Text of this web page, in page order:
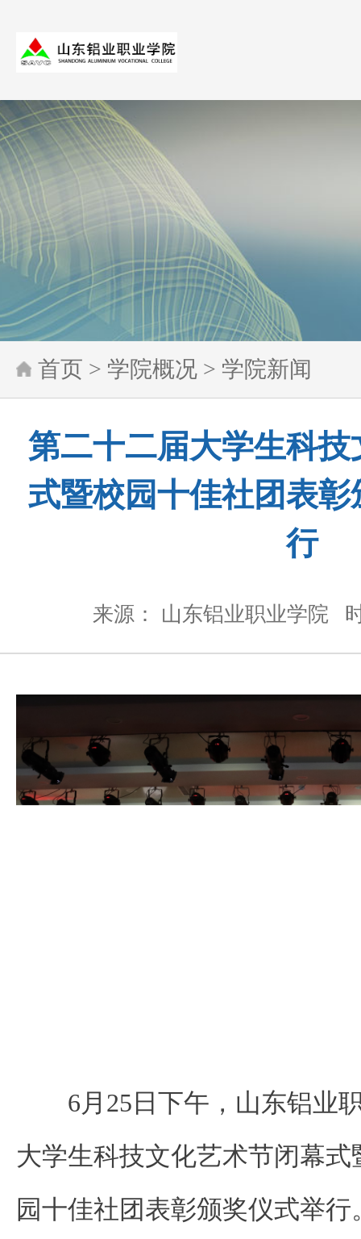
首页 > 学院概况 > 学院新闻
第二十二届大学生科
式暨校园十佳社团表
行
来源： 山东铝业职业学院
6月25日下午，山东铝业
大学生科技文化艺术节闭幕式
园十佳社团表彰颁奖仪式举